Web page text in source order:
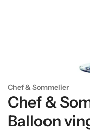
Chef & Sommelier
Chef &
Balloon